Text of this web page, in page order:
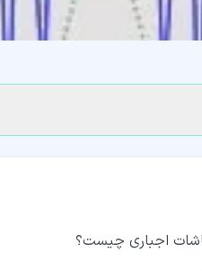
اجباری چیست؟